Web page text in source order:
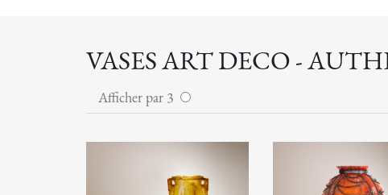
VASES ART DECO -
Afficher par 3